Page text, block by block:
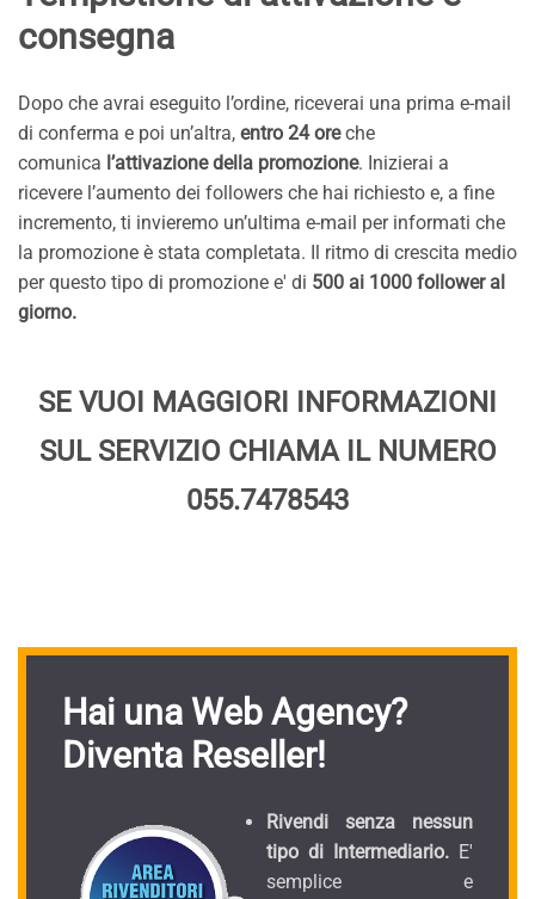
consegna
Dopo che avrai eseguito l’ordine, riceverai una prima e-mail
di conferma e poi un’altra, entro 24 oreche
comunica l’attivazione della promozione. Inizierai a
ricevere l’aumento dei followers che hai richiesto e, a fine
incremento, ti invieremo un’ultima e-mail per informati che
la promozione è stata completata. Il ritmo di crescita medio
per questo tipo di promozione e' di 500 ai 1000 follower al
giorno.
SE VUOI MAGGIORI INFORMAZIONI
SUL SERVIZIO CHIAMA IL NUMERO
055.7478543
Hai una Web Agency?
Diventa Reseller!
Rivendi senza nessun
tipo di Intermediario. E'
semplice e